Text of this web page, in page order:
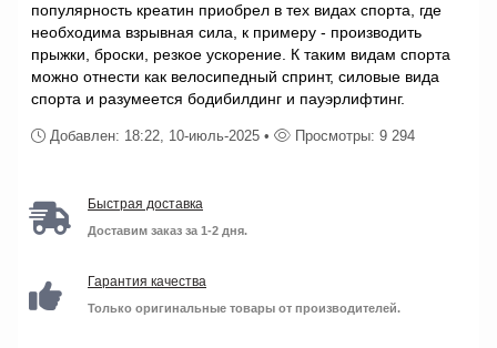
популярность креатин приобрел в тех видах спорта, где
необходима взрывная сила, к примеру - производить
прыжки, броски, резкое ускорение. К таким видам спорта
можно отнести как велосипедный спринт, силовые вида
спорта и разумеется бодибилдинг и пауэрлифтинг.
Добавлен: 18:22, 10-июль-2025 • Просмотры: 9 294
Быстрая доставка
Доставим заказ за 1-2 дня.
Гарантия качества
Только оригинальные товары от производителей.